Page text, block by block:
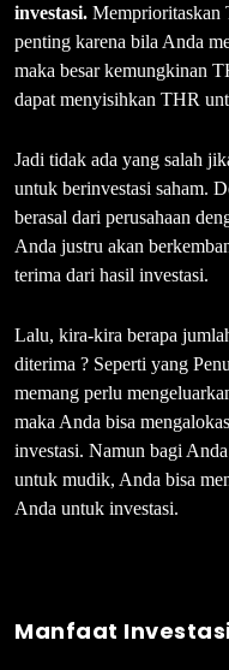
investasi. Memprioritaskan
penting karena bila Anda
maka besar kemungkinan
dapat menyisihkan THR
Jadi tidak ada yang salah
untuk berinvestasi saham.
berasal dari perusahaan
Anda justru akan
terima dari hasil investasi.
Lalu, kira-kira berapa
diterima ? Seperti yang
memang perlu
maka Anda bisa
investasi. Namun bagi
untuk mudik, Anda bisa
Anda untuk investasi.
Manfaat